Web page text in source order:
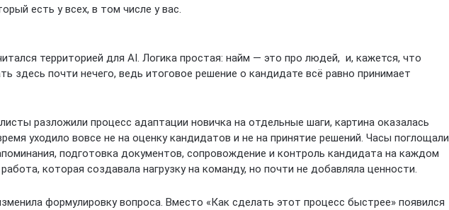
есть у всех, в том числе у вас.
территорией для AI. Логика простая: найм — это про людей, и, кажется, что
здесь почти нечего, ведь итоговое решение о кандидате всё равно принимает
разложили процесс адаптации новичка на отдельные шаги, картина оказалась
уходило вовсе не на оценку кандидатов и не на принятие решений. Часы поглощали
подготовка документов, сопровождение и контроль кандидата на каждом
которая создавала нагрузку на команду, но почти не добавляла ценности.
формулировку вопроса. Вместо «Как сделать этот процесс быстрее» появился